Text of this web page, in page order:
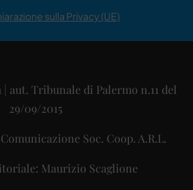
sulla Privacy (UE)
Tribunale di Palermo n.11 del
29/09/2015
Soc. Coop. A.R.L.
Maurizio Scaglione